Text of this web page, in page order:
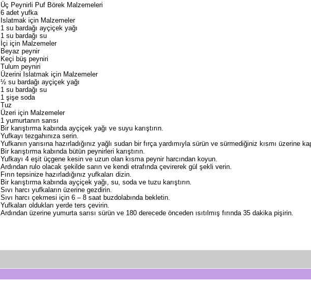
Üç Peynirli Puf Börek Malzemeleri
6 adet yufka
Islatmak için Malzemeler
1 su bardağı ayçiçek yağı
1 su bardağı su
İçi için Malzemeler
Beyaz peynir
Keçi büş peyniri
Tulum peyniri
Üzerini Islatmak için Malzemeler
½ su bardağı ayçiçek yağı
1 su bardağı su
1 şişe soda
Tuz
Üzeri için Malzemeler
1 yumurtanın sarısı
Bir karıştırma kabında ayçiçek yağı ve suyu karıştırın.
Yufkayı tezgahınıza serin.
Yufkanın yarısına hazırladığınız yağlı sudan bir fırça yardımıyla sürün ve sürmediğiniz kısmı üzerine
Bir karıştırma kabında bütün peynirleri karıştırın.
Yufkayı 4 eşit üçgene kesin ve uzun olan kısma peynir harcından koyun.
Ardından rulo olacak şekilde sarın ve kendi etrafında çevirerek gül şekli verin.
Fırın tepsinize hazırladığınız yufkaları dizin.
Bir karıştırma kabında ayçiçek yağı, su, soda ve tuzu karıştırın.
Sıvı harcı yufkaların üzerine gezdirin.
Sıvı harcı çekmesi için 6 – 8 saat buzdolabında bekletin.
Yufkaları oldukları yerde ters çevirin.
Ardından üzerine yumurta sarısı sürün ve 180 derecede önceden ısıtılmış fırında 35 dakika pişirin.